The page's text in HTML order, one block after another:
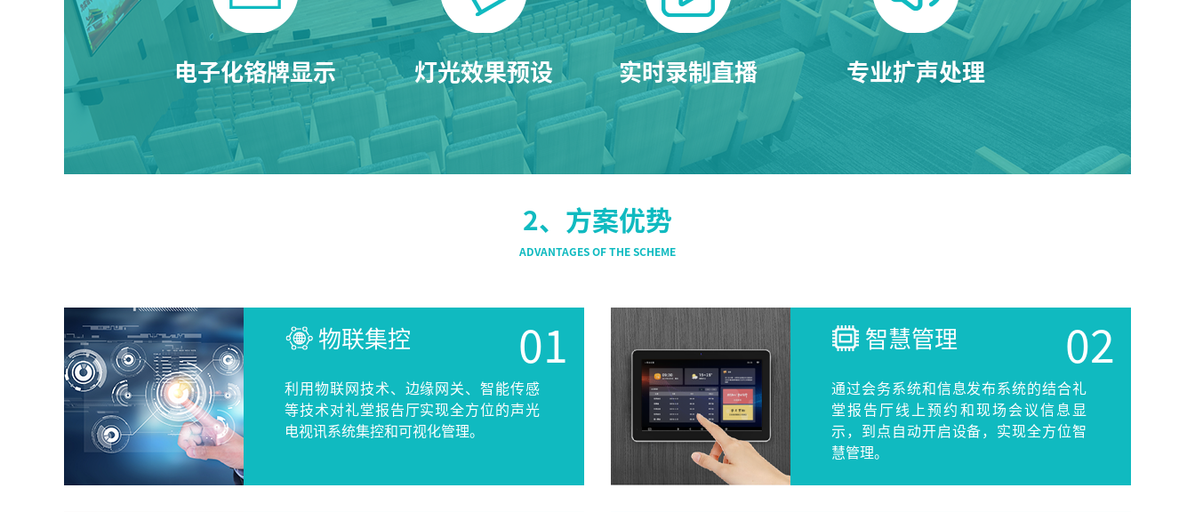
智慧党建系列
讯笛会议系列
AI智慧88广播系统
卓越演出系列
AI智慧声光影系统
专业扩声系列
专业音箱系列
智慧影片放映系统
电子化铬牌显示 灯光效果预设 实时录制直播 专业扩声处理
2、方案优势
物联集控
利用物联网技术、边缘网关、智能传感
等技术对礼堂报告厅实现全方位的声光
电视讯系统集控和可视化管理。
智慧管理
通过会务系统和信息发布系统的结合礼
堂报告厅线上预约和现场会议信息显
示，到点自动开启设备，实现全方位智
慧管理。